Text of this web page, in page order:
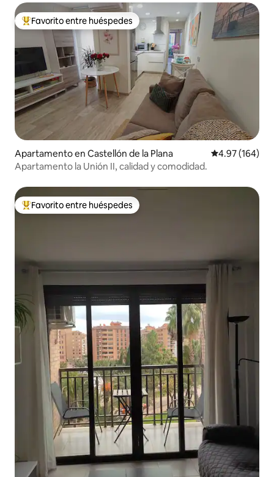
Favorito entre huéspedes preferido
Favorito entre huéspedes
Apartamento en Castellón de la Plana Calificación
4.97 (164)
Apartamento la Unión II, calidad y comodidad.
Favorito entre huéspedes preferido
Favorito entre huéspedes